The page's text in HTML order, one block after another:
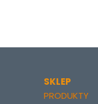
SKLEP
PRODUKTY